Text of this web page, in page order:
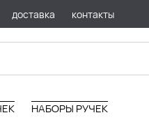
доставка контакты
НАБОРЫ РУЧЕК